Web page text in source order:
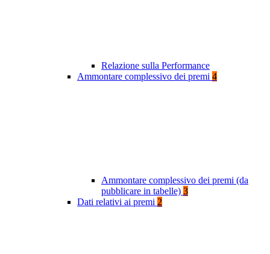
Relazione sulla Performance
Ammontare complessivo dei premi 4
Ammontare complessivo dei premi (da
pubblicare in tabelle) 3
Dati relativi ai premi 2